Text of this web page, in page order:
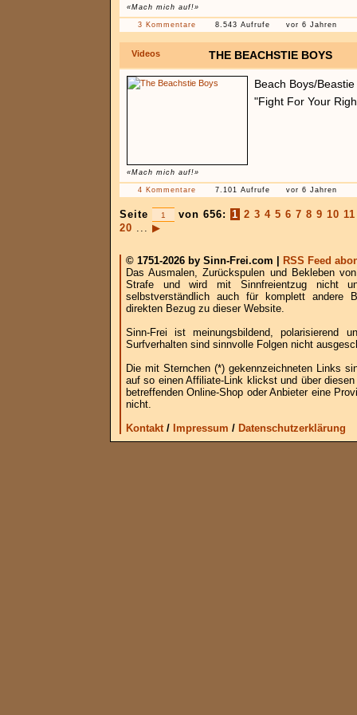
«Mach mich auf!»
3 Kommentare 8.543 Aufrufe vor 6 Jahren
Videos THE BEACHSTIE BOYS
«Mach mich auf!»
Beach Boys/
"Fight For Your
4 Kommentare 7.101 Aufrufe vor 6 Jahren
Seite von 656: 1 2 3 4 5 6 7 8 9 10 11
20 ... ▶
© 1751-2026 by Sinn-Frei.com |
RSS Feed
Das Ausmalen, Zurückspulen und Bekleben
Strafe und wird mit Sinnfreientzug nicht
selbstverständlich auch für komplett andere
direkten Bezug zu dieser Website.
Sinn-Frei ist meinungsbildend, polarisierend
Surfverhalten sind sinnvolle Folgen nicht
Die mit Sternchen (*) gekennzeichneten Links
auf so einen Affiliate-Link klickst und über
betreffenden Online-Shop oder Anbieter eine
nicht.
Kontakt/ Impressum / Datenschutzerklärung